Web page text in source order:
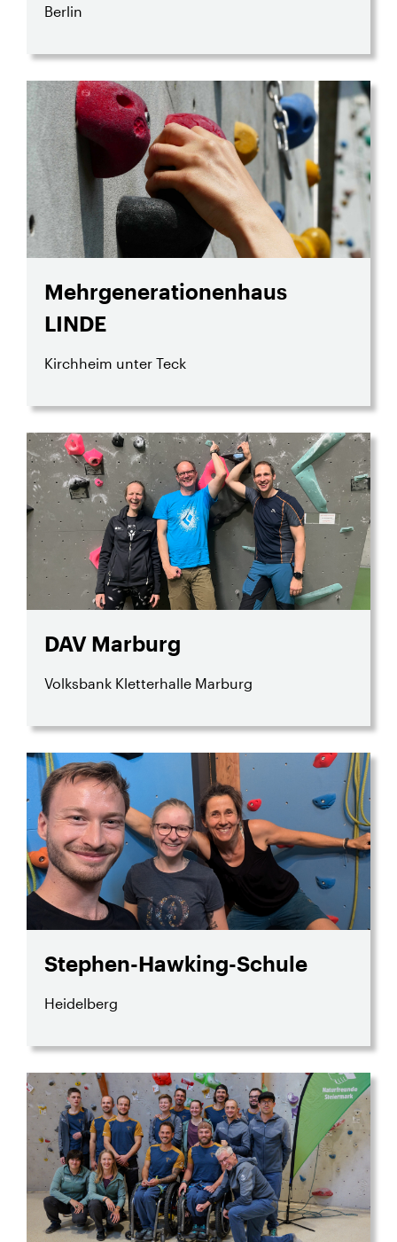
Berlin
Mehrgenerationenhaus
LINDE
Kirchheim unter Teck
DAV Marburg
Volksbank Kletterhalle Marburg
Stephen-Hawking-Schule
Heidelberg